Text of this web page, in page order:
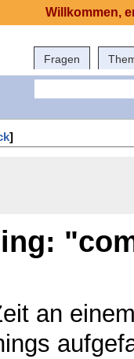
Fragen
]
an
Willkommen,